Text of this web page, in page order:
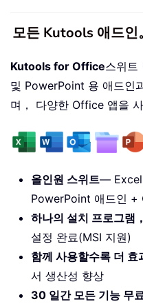
모든 Kutools 애드인
Kutools for Office스위트
및 PowerPoint 용 애드인
며， 다양한 Office 앱을
올인원 스위트— Excel
PowerPoint 애드인 +
하나의 설치 프로그램
설정 완료(MSI 지원)
함께 사용할수록 더 효
서 생산성 향상
30 일간 모든 기능 무